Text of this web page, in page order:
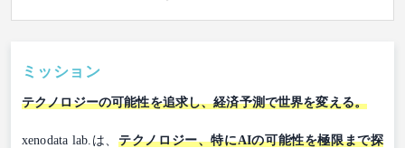
ミッション
テクノロジーの可能性を追求し、経済予測で世界を変える。
xenodata lab.は、テクノロジー、特にAIの可能性を極限まで探